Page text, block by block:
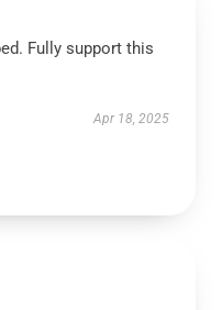
Fully support this
Apr 18, 2025